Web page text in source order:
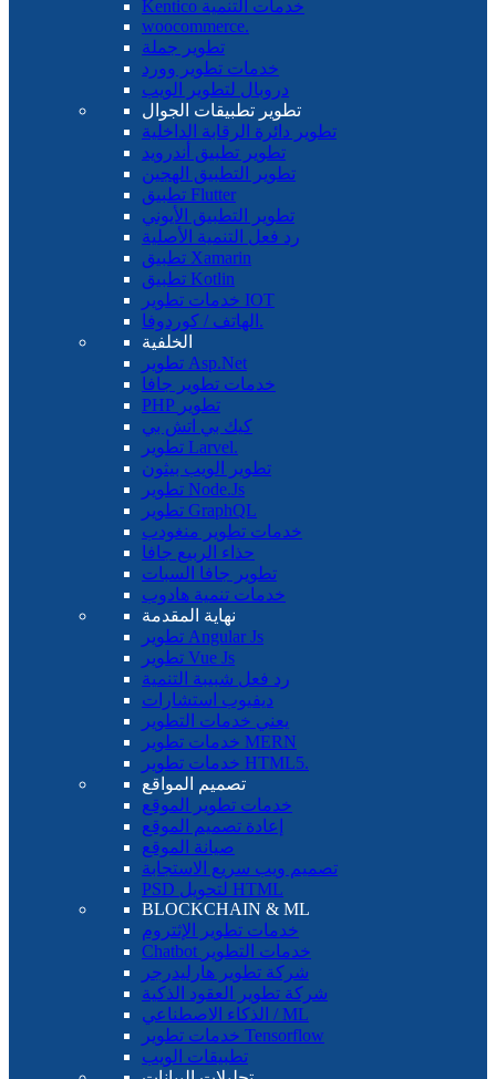
Kentico خدمات التنمية
woocommerce.
تطوير جملة
خدمات تطوير وورد
دروبال لتطوير الويب
تطوير تطبيقات الجوال
تطوير دائرة الرقابة الداخلية
تطوير تطبيق أندرويد
تطوير التطبيق الهجين
تطبيق Flutter
تطوير التطبيق الأيوني
رد فعل التنمية الأصلية
تطبيق Xamarin
تطبيق Kotlin
خدمات تطوير IOT
الهاتف / كوردوفا.
الخلفية
تطوير Asp.Net
خدمات تطوير جافا
PHP تطوير
كيك بي اتش بي
تطوير Larvel.
تطوير الويب بيثون
تطوير Node.Js
تطوير GraphQL
خدمات تطوير منغودب
حذاء الربيع جافا
تطوير جافا السبات
خدمات تنمية هادوب
نهاية المقدمة
تطوير Angular Js
تطوير Vue Js
رد فعل شبيبة التنمية
ديفيوب استشارات
يعني خدمات التطوير
خدمات تطوير MERN
خدمات تطوير HTML5.
تصميم المواقع
خدمات تطوير الموقع
إعادة تصميم الموقع
صيانة الموقع
تصميم ويب سريع الاستجابة
PSD لتحويل HTML
BLOCKCHAIN ​​& ML
خدمات تطوير الإثتروم
Chatbot خدمات التطوير
شركة تطوير هارليدرجر
شركة تطوير العقود الذكية
الذكاء الاصطناعي / ML
خدمات تطوير Tensorflow
تطبيقات الويب